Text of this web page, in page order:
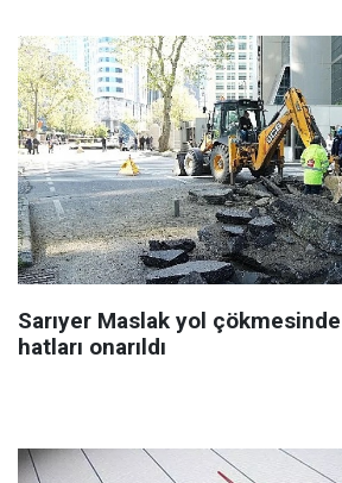
Sarıyer Maslak yol
hatları onarıldı